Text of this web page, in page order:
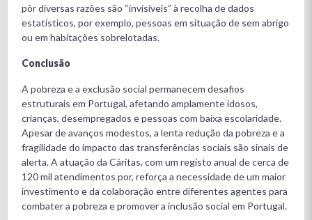
pôr diversas razões são “invisíveis” à recolha de dados
estatísticos, por exemplo, pessoas em situação de sem abrigo
ou em habitações sobrelotadas.
Conclusão
A pobreza e a exclusão social permanecem desafios
estruturais em Portugal, afetando amplamente idosos,
crianças, desempregados e pessoas com baixa escolaridade.
Apesar de avanços modestos, a lenta redução da pobreza e a
fragilidade do impacto das transferências sociais são sinais de
alerta. A atuação da Cáritas, com um registo anual de cerca de
120 mil atendimentos por, reforça a necessidade de um maior
investimento e da colaboração entre diferentes agentes para
combater a pobreza e promover a inclusão social em Portugal.